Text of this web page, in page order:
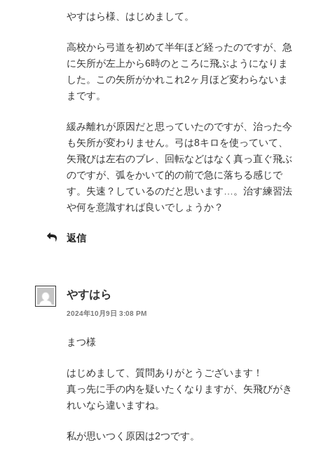
やすはら様、はじめまして。
高校から弓道を初めて半年ほど経ったのですが、急
に矢所が左上から6時のところに飛ぶようになりま
した。この矢所がかれこれ2ヶ月ほど変わらないま
まです。
緩み離れが原因だと思っていたのですが、治った今
も矢所が変わりません。弓は8キロを使っていて、
矢飛びは左右のブレ、回転などはなく真っ直ぐ飛ぶ
のですが、弧をかいて的の前で急に落ちる感じで
す。失速？しているのだと思います…。治す練習法
や何を意識すれば良いでしょうか？
返信
やすはら
2024年10月9日 3:08 PM
まつ様
はじめまして、質問ありがとうございます！
真っ先に手の内を疑いたくなりますが、矢飛びがき
れいなら違いますね。
私が思いつく原因は2つです。